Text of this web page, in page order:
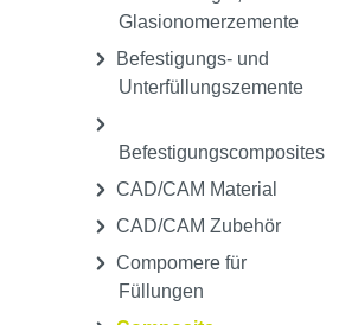
Füllungen
Befestigungs- und
Unterfüllungs-,
Befestigungs- und
Befestigungscomposites
CAD/CAM Material